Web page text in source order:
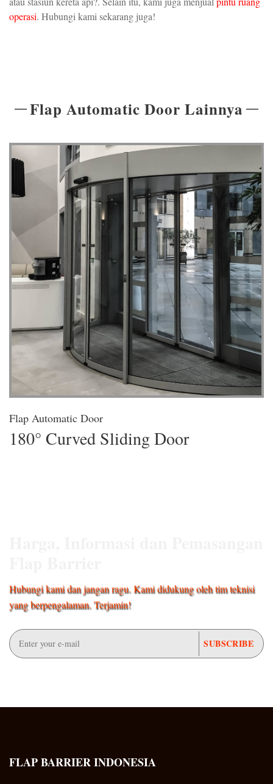
operasi. Hubungi kami sekarang juga!
Flap Automatic Door Lainnya
Flap Automatic Door
180° Curved Sliding Door
Hubungi kami dan jangan ragu. Kami didukung oleh tim teknisi
yang berpengalaman. Terjamin!
FLAP BARRIER INDONESIA